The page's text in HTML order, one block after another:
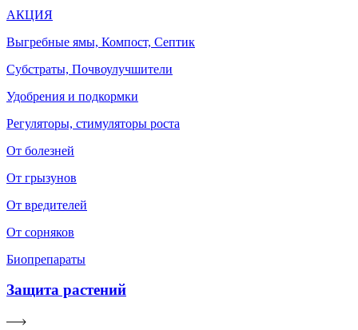
АКЦИЯ
Выгребные ямы, Компост, Септик
Субстраты, Почвоулучшители
Удобрения и подкормки
Регуляторы, стимуляторы роста
От болезней
От грызунов
От вредителей
От сорняков
Биопрепараты
Защита растений